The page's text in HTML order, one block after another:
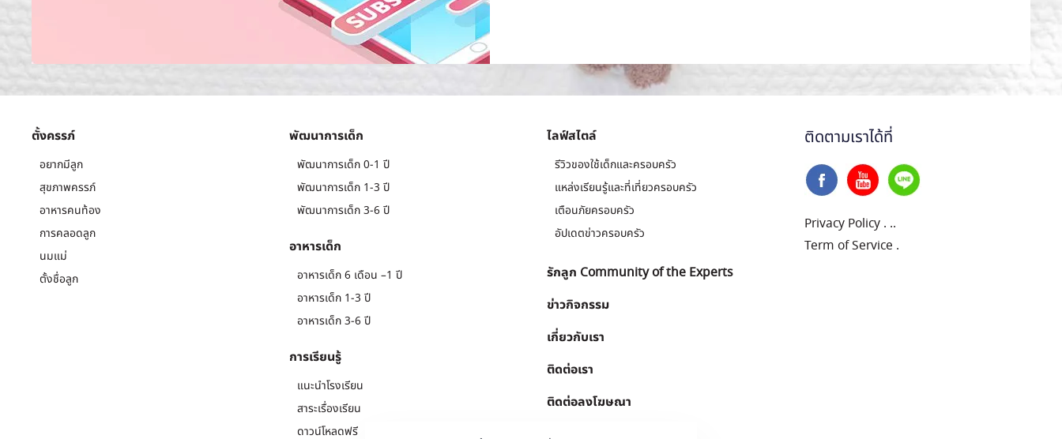
ตั้งครรภ์
อยากมีลูก
สุขภาพครรภ์
อาหารคนท้อง
การคลอดลูก
นมแม่
ตั้งชื่อลูก
พัฒนาการเด็ก
พัฒนาการเด็ก 0-1 ปี
พัฒนาการเด็ก 1-3 ปี
พัฒนาการเด็ก 3-6 ปี
อาหารเด็ก
อาหารเด็ก 6 เดือน –1 ปี
อาหารเด็ก 1-3 ปี
อาหารเด็ก 3-6 ปี
การเรียนรู้
แนะนำโรงเรียน
สาระเรื่องเรียน
ดาวน์โหลดฟรี
ไลฟ์สไตล์
รีวิวของใช้เด็กและครอบครัว
แหล่งเรียนรู้และที่เที่ยวครอบครัว
เตือนภัยครอบครัว
อัปเดตข่าวครอบครัว
รักลูก Community of the Experts
ข่าวกิจกรรม
เกี่ยวกับเรา
ติดต่อเรา
ติดต่อลงโฆษณา
ติดตามเราได้ที่
Privacy Policy . ..
Term of Service .